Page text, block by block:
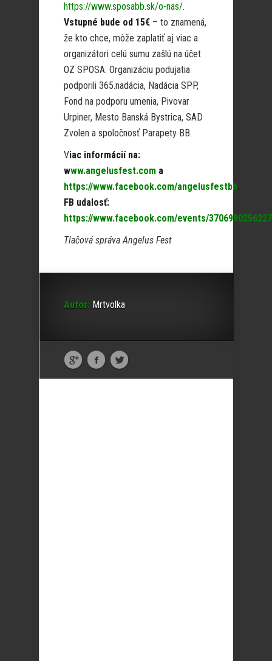
https://www.sposabb.sk/o-nas/.
Vstupné bude od 15€ – to znamená,
že kto chce, môže zaplatiť aj viac a
organizátori celú sumu zašlú na účet
OZ SPOSA. Organizáciu podujatia
podporili 365.nadácia, Nadácia SPP,
Fond na podporu umenia, Pivovar
Urpiner, Mesto Banská Bystrica, SAD
Zvolen a spoločnosť Parapety BB.
Viac informácií na:
www.angelusfest.com a
https://www.facebook.com/angelusfestbb
FB udalosť:
https://www.facebook.com/events/
Tlačová správa Angelus Fest
Autor: Mrtvolka